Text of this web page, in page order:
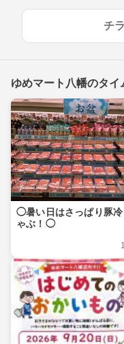
チ
ゆめマート八幡のタイ
◯暑い日はさっぱり豚冷
ゃぶ！◯